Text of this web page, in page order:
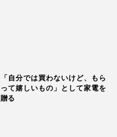
「自分では買わないけど、もら
って嬉しいもの」として家電を
贈る